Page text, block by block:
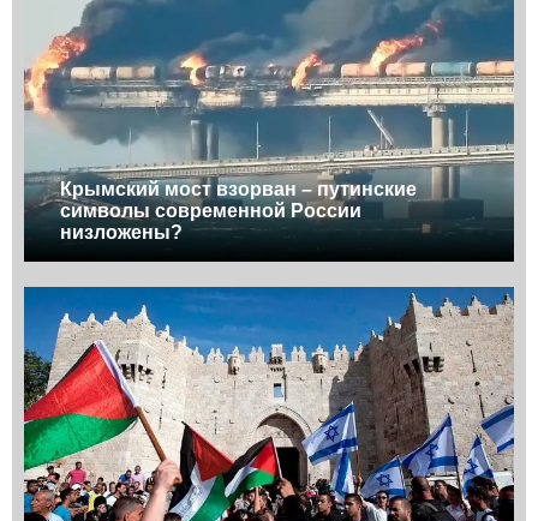
Крымский мост взорван – путинские
символы современной России
низложены?